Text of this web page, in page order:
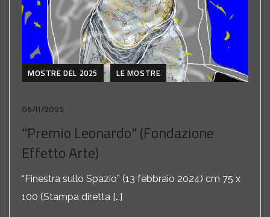
MOSTRE DEL 2025 LE MOSTRE
08/11/2025
"Premio Leonardo" (Fondazione
Effetto Arte)
“Finestra sullo Spazio” (13 febbraio 2024) cm 75 x
100 (Stampa diretta […]